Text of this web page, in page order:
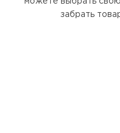
забрать